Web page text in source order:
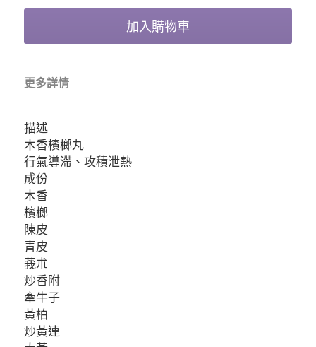
加入購物車
更多詳情
描述
木香檳榔丸
行氣導滯、攻積泄熱
成份
木香
檳榔
陳皮
青皮
莪朮
炒香附
牽牛子
黃柏
炒黃連